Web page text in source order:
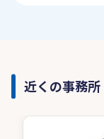
近くの事務所